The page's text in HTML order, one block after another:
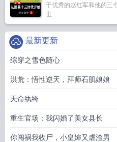
于优秀的赵红军和他的三
世...
最新更新
综穿之雪色随心
洪荒：悟性逆天，拜师石肌娘娘
天命纨绔
重生官场：我闪婚了美女县长
你闯祸我收尸，小皇婶又虐渣男